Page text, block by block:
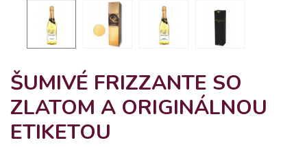
ŠUMIVÉ FRIZZANTE SO
ZLATOM A ORIGINÁLNOU
ETIKETOU